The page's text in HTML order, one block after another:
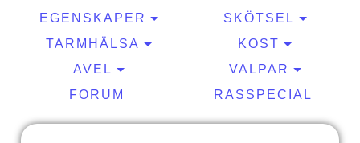
EGENSKAPER
SKÖTSEL
TARMHÄLSA
KOST
AVEL
VALPAR
FORUM
RASSPECIAL